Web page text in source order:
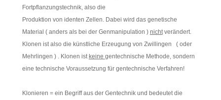
Fortpflanzungstechnik, also die
Produktion von identen Zellen. Dabei wird das genetische
Material ( anders als bei der Genmanipulation ) nichtverändert.
Klonen ist also die künstliche Erzeugung von Zwillingen ( oder
Mehrlingen ) . Klonen ist keine gentechnische Methode, sondern
eine technische Voraussetzung für gentechnische Verfahren!
Klonieren = ein Begriff aus der Gentechnik und bedeutet die